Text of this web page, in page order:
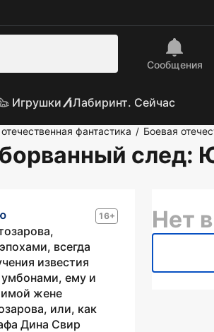
Сообщения
Игрушки Лабиринт. Сейчас
фантастика / Боевая
след:
16+
всегда
известия
умбонами, ему и
жене
или, как
Дина Свир
Нет